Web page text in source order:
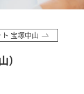
宝塚中山